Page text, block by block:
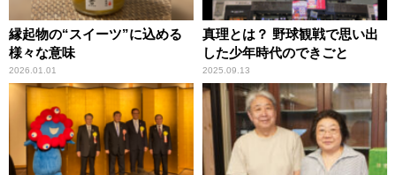
縁起物の“スイーツ”に込める
様々な意味
2026.01.01
真理とは？ 野球観戦で思い出
した少年時代のできごと
2025.09.13